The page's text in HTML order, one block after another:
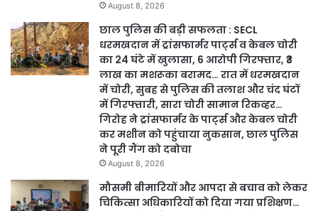
August 8, 2026
छाल पुलिस की बड़ी सफलता : SECL
धरमखदान में ट्रांसफार्मर पार्ट्स व केबल चोरी
का 24 घंटे में खुलासा, 6 आरोपी गिरफ्तार, ₹3
लाख का मशरूका बरामद… रात में धरमखदान
में चोरी, सुबह से पुलिस की तलाश और चंद घंटों
में गिरफ्तारी, सारा चोरी सामान रिकव्हर…
गिरोह ने ट्रांसफार्मर के पार्ट्स और केबल चोरी
कर मशीन को पहुंचाया नुकसान, छाल पुलिस
ने पूरी गैंग को दबोचा
August 8, 2026
मौसमी बीमारियों और आपदा से बचाव को लेकर
चिकित्सा अधिकारियों को दिया गया प्रशिक्षण…